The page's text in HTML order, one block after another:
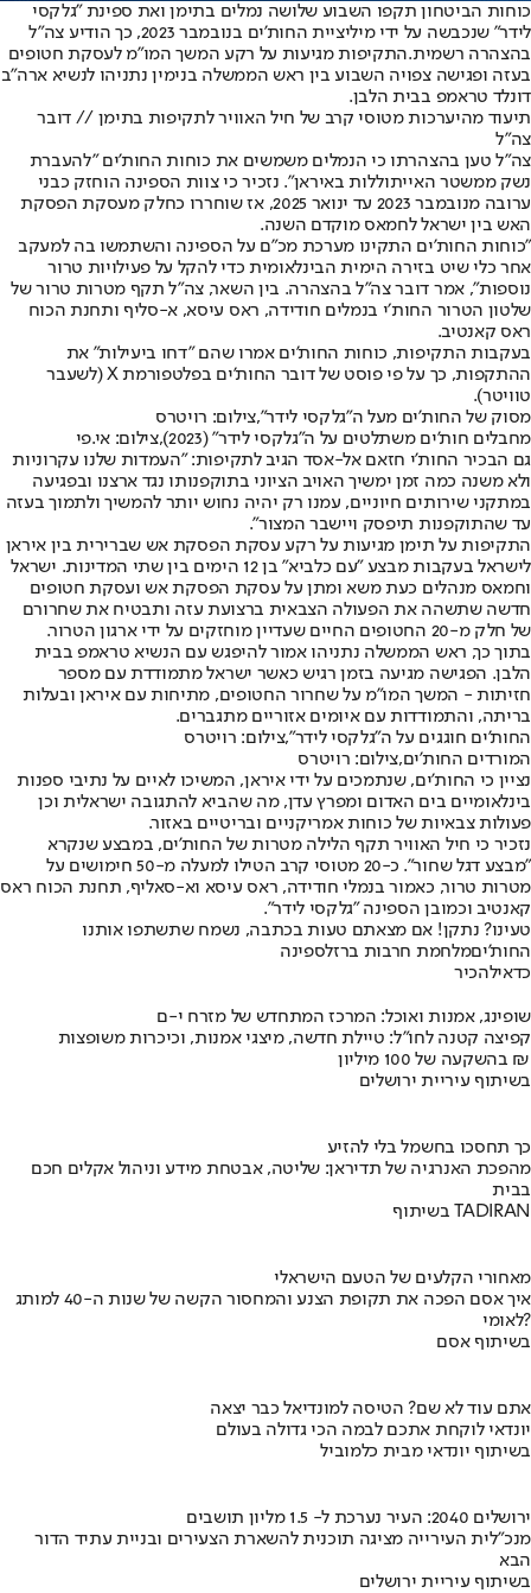
כוחות הביטחון תקפו השבוע שלושה נמלים בתימן ואת ספינת "גלקסי
לידר" שנכבשה על ידי מיליציית החות'ים בנובמבר 2023, כך הודיע צה"ל
בהצהרה רשמית.התקיפות מגיעות על רקע המשך המו"מ לעסקת חטופים
בעזה ופגישה צפויה השבוע בין ראש הממשלה בנימין נתניהו לנשיא ארה"ב
דונלד טראמפ בבית הלבן.
תיעוד מהיערכות מטוסי קרב של חיל האוויר לתקיפות בתימן // דובר
צה"ל
צה"ל טען בהצהרתו כי הנמלים משמשים את כוחות החות'ים "להעברת
נשק ממשטר האייתוללות באיראן". נזכיר כי צוות הספינה הוחזק כבני
ערובה מנובמבר 2023 עד ינואר 2025, אז שוחררו כחלק מעסקת הפסקת
האש בין ישראל לחמאס מוקדם השנה.
"כוחות החות'ים התקינו מערכת מכ"ם על הספינה והשתמשו בה למעקב
אחר כלי שיט בזירה הימית הבינלאומית כדי להקל על פעילויות טרור
נוספות", אמר דובר צה"ל בהצהרה. בין השאר, צה״ל תקף מטרות טרור של
שלטון הטרור החות׳י בנמלים חודידה, ראס עיסא, א-סליף ותחנת הכוח
ראס קאנטיב.
בעקבות התקיפות, כוחות החות'ים אמרו שהם "דחו ביעילות" את
ההתקפות, כך על פי פוסט של דובר החות'ים בפלטפורמת X (לשעבר
טוויטר).
מסוק של החות'ים מעל ה"גלקסי לידר",צילום: רויטרס
מחבלים חות'ים משתלטים על ה"גלקסי לידר" (2023),צילום: אי.פי
גם הבכיר החות'י חזאם אל-אסד הגיב לתקיפות: "העמדות שלנו עקרוניות
ולא משנה כמה זמן ימשיך האויב הציוני בתוקפנותו נגד ארצנו ובפגיעה
במתקני שירותים חיוניים, עמנו רק יהיה נחוש יותר להמשיך ולתמוך בעזה
עד שהתוקפנות תיפסק ויישבר המצור".
התקיפות על תימן מגיעות על רקע עסקת הפסקת אש שברירית בין איראן
לישראל בעקבות מבצע "עם כלביא" בן 12 הימים בין שתי המדינות. ישראל
וחמאס מנהלים כעת משא ומתן על עסקת הפסקת אש ועסקת חטופים
חדשה שתשהה את הפעולה הצבאית ברצועת עזה ותבטיח את שחרורם
של חלק מ-20 החטופים החיים שעדיין מוחזקים על ידי ארגון הטרור.
בתוך כך, ראש הממשלה נתניהו אמור להיפגש עם הנשיא טראמפ בבית
הלבן. הפגישה מגיעה בזמן רגיש כאשר ישראל מתמודדת עם מספר
חזיתות - המשך המו"מ על שחרור החטופים, מתיחות עם איראן ובעלות
בריתה, והתמודדות עם איומים אזוריים מתגברים.
החות'ים חוגגים על ה"גלקסי לידר",צילום: רויטרס
המורדים החות'ים,צילום: רויטרס
נציין כי החות'ים, שנתמכים על ידי איראן, המשיכו לאיים על נתיבי ספנות
בינלאומיים בים האדום ומפרץ עדן, מה שהביא להתגובה ישראלית וכן
פעולות צבאיות של כוחות אמריקניים ובריטיים באזור.
נזכיר כי חיל האוויר תקף הלילה מטרות של החות'ים, במבצע שנקרא
"מבצע דגל שחור". כ-20 מטוסי קרב הטילו למעלה מ-50 חימושים על
מטרות טרור, כאמור בנמלי חודידה, ראס עיסא וא-סאליף, תחנת הכוח ראס
קאנטיב וכמובן הספינה "גלקסי לידר".
טעינו? נתקן! אם מצאתם טעות בכתבה, נשמח שתשתפו אותנו
החות'יםמלחמת חרבות ברזלספינה
כדאילהכיר
שופינג, אמנות ואוכל: המרכז המתחדש של מזרח י-ם
קפיצה קטנה לחו"ל: טיילת חדשה, מיצגי אמנות, וכיכרות משופצות
בהשקעה של 100 מיליון ₪
בשיתוף עיריית ירושלים
כך תחסכו בחשמל בלי להזיע
מהפכת האנרגיה של תדיראן: שליטה, אבטחת מידע וניהול אקלים חכם
בבית
בשיתוף TADIRAN
מאחורי הקלעים של הטעם הישראלי
איך אסם הפכה את תקופת הצנע והמחסור הקשה של שנות ה-40 למותג
לאומי?
בשיתוף אסם
אתם עוד לא שם? הטיסה למונדיאל כבר יצאה
יונדאי לוקחת אתכם לבמה הכי גדולה בעולם
בשיתוף יונדאי מבית כלמוביל
ירושלים 2040: העיר נערכת ל- 1.5 מליון תושבים
מנכ"לית העירייה מציגה תוכנית להשארת הצעירים ובניית עתיד הדור
הבא
בשיתוף עיריית ירושלים